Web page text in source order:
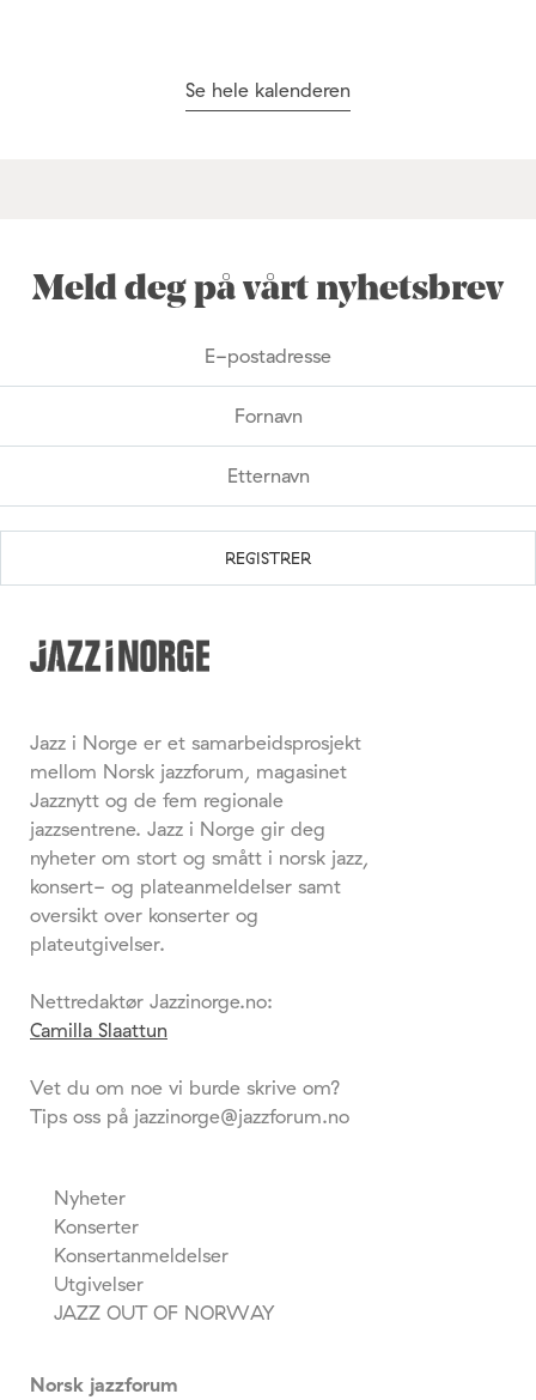
Se hele kalenderen
Meld deg på vårt nyhetsbrev
Jazz i Norge er et samarbeidsprosjekt
mellom Norsk jazzforum, magasinet
Jazznytt og de fem regionale
jazzsentrene. Jazz i Norge gir deg
nyheter om stort og smått i norsk jazz,
konsert- og plateanmeldelser samt
oversikt over konserter og
plateutgivelser.
Nettredaktør Jazzinorge.no:
Camilla Slaattun
Vet du om noe vi burde skrive om?
Tips oss på jazzinorge@jazzforum.no
Nyheter
Konserter
Konsertanmeldelser
Utgivelser
JAZZ OUT OF NORWAY
Norsk jazzforum